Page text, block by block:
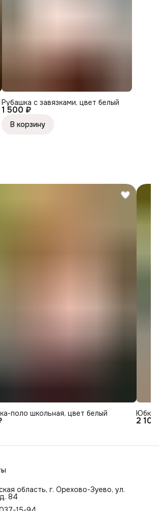
1 500 ₽
Рубашка с завязками, цвет белый
В корзину
поло школьная, цвет белый
2
Юбка
область, г. Орехово-Зуево, ул.
84